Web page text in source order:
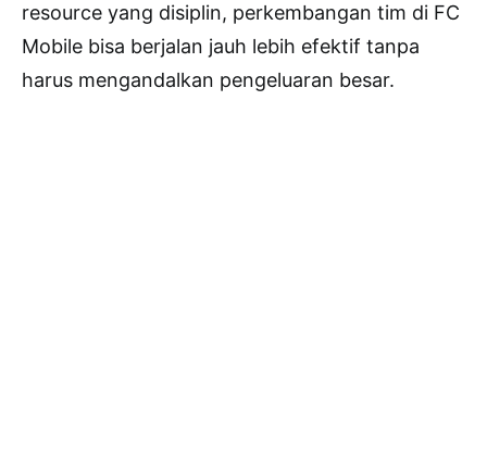
resource yang disiplin, perkembangan tim di FC
Mobile bisa berjalan jauh lebih efektif tanpa
harus mengandalkan pengeluaran besar.